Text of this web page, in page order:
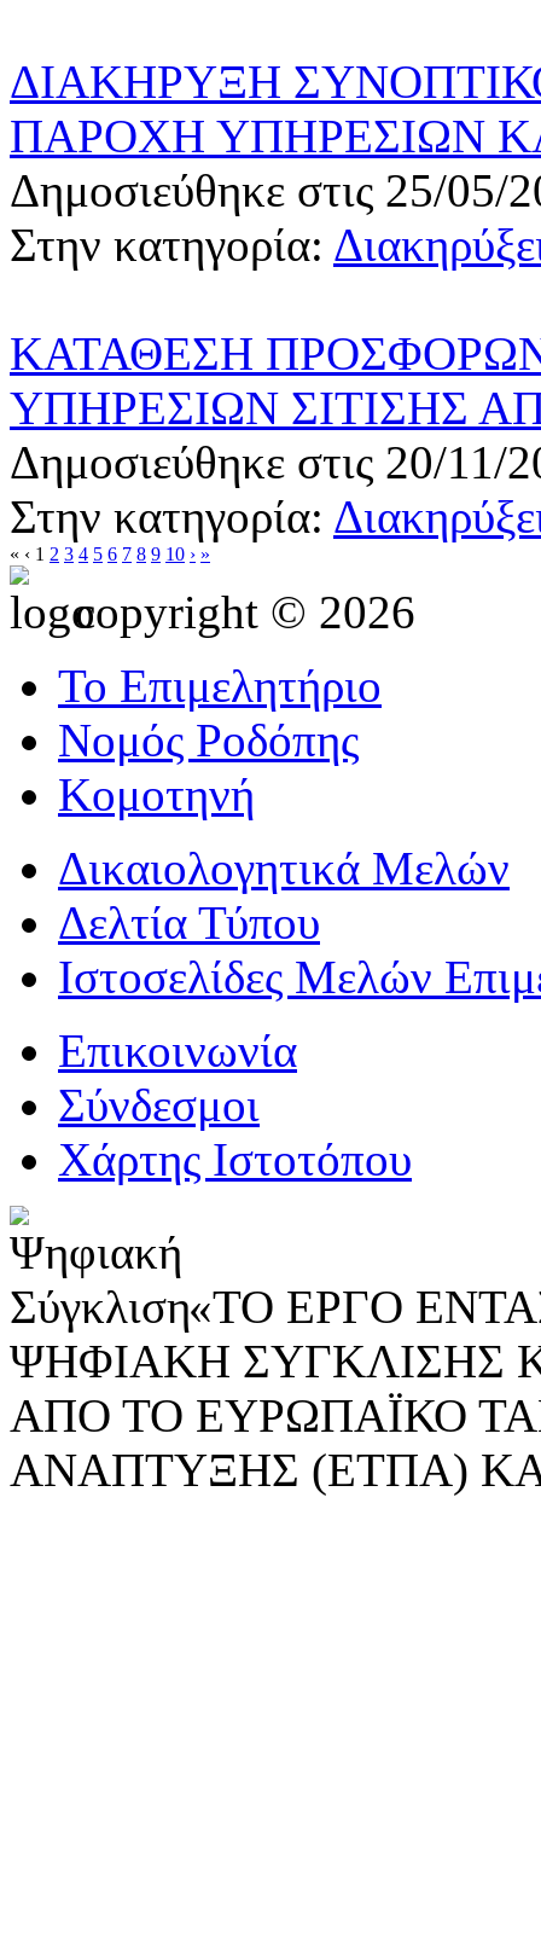
ΔΙΑΚΗΡΥΞΗ
ΠΑΡΟΧΗ ΥΠΗΡΕΣΙΩΝ
Δημοσιεύθηκε στις 25/05/
Στην κατηγορία:
ΚΑΤΑΘΕΣΗ
ΥΠΗΡΕΣΙΩΝ ΣΙΤΙΣΗΣ
Δημοσιεύθηκε στις 20/11/
Στην κατηγορία:
« ‹ 1 2 3 4 5 6 7 8 9 10 › »
copyright © 2026
Το Επιμελητήριο
Νομός Ροδόπης
Κομοτηνή
Δικαιολογητικά Μελών
Δελτία Τύπου
Ιστοσελίδες Μελών
Επικοινωνία
Σύνδεσμοι
Χάρτης Ιστοτόπου
«ΤΟ ΕΡΓΟ
ΨΗΦΙΑΚΗ ΣΥΓΚΛΙΣΗΣ
ΑΠΟ ΤΟ ΕΥΡΩΠΑΪΚΟ
ΑΝΑΠΤΥΞΗΣ (ΕΤΠΑ)